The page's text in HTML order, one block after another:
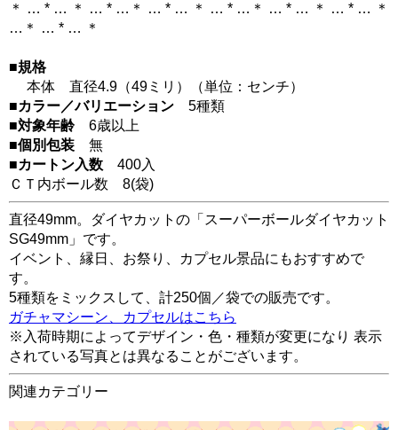
＊ … * … ＊ … * …＊ … * … ＊ … * …＊ … * … ＊ … * … ＊
…＊ … * … ＊
■規格
本体 直径4.9（49ミリ）（単位：センチ）
■カラー／バリエーション 5種類
■対象年齢 6歳以上
■個別包装 無
■カートン入数 400入
ＣＴ内ボール数 8(袋)
直径49mm。ダイヤカットの「スーパーボールダイヤカット
SG49mm」です。
イベント、縁日、お祭り、カプセル景品にもおすすめで
す。
5種類をミックスして、計250個／袋での販売です。
ガチャマシーン、カプセルはこちら
※入荷時期によってデザイン・色・種類が変更になり 表示
されている写真とは異なることがございます。
関連カテゴリー